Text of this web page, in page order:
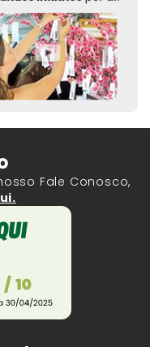
Fale Conosco,